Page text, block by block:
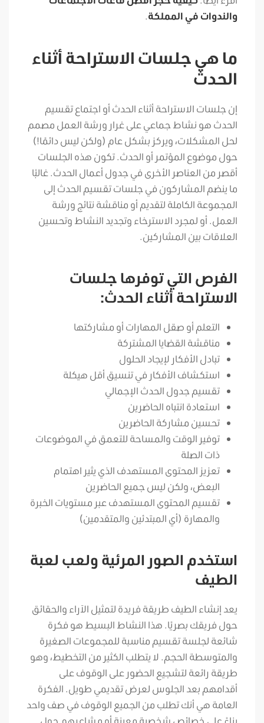
والندوات في المملكة.
ما هي جلسات الاستراحة أثناء
الحدث
إن جلسات الاستراحة أثناء الحدث أو اجتماع تقسيم
الحدث هو نشاط جماعي على غرار ورشة العمل مصمم
لحل المشكلات، ويركز بشكل عام (ولكن ليس دائمًا!)
حول موضوع المؤتمر أو الحدث. تكون هذه الجلسات
أقصر من العناصر الأخرى في جدول أعمال الحدث. غالبًا
ما ينضم المشاركون في جلسات تقسيم الحدث إلى
المجموعة الكاملة لتقديم أو مناقشة نتائج ورشة
العمل. أو لمجرد الاسترخاء وتجديد النشاط وتحسين
العلاقات بين المشاركين.
الفرص التي توفرها جلسات
الاستراحة أثناء الحدث:
التعلم أو صقل المهارات أو مشاركتها
مناقشة القضايا المشتركة
تبادل الأفكار لإيجاد الحلول
استكشاف الأفكار في تنسيق أقل هيكلة
تقسيم جدول الحدث الإجمالي
استعادة انتباه الحاضرين
تحسين مشاركة الحاضرين
توفير الوقت والمساحة للتعمق في الموضوعات
ذات الصلة
تعزيز المحتوى المستهدف الذي يثير اهتمام
البعض، ولكن ليس جميع الحاضرين
تقسيم المحتوى المستهدف عبر مستويات الخبرة
والمهارة (أي المبتدئين والمتقدمين)
استخدم الصور المرئية ولعب لعبة
الطيف
يعد إنشاء الطيف طريقة فريدة لتمثيل الآراء والحقائق
حول فريقك بصريًا. هذا النشاط البسيط هو فكرة
شائعة لجلسة تقسيم مناسبة للمجموعات الصغيرة
والمتوسطة الحجم. لا يتطلب الكثير من التخطيط، وهو
طريقة رائعة لتشجيع الحضور على الوقوف على
أقدامهم بعد الجلوس لعرض تقديمي طويل. الفكرة
العامة هي أنك تطلب من الجميع الوقوف في صف واحد